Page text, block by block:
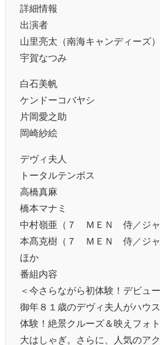
詳細情報
出演者
山里亮太（南海キャンディーズ）
宇賀なつみ
白石美帆
ケンドーコバヤシ
片岡愛之助
岡崎紗絵
デヴィ夫人
トータルテンボス
高橋真麻
橋本マナミ
中村嶺亜（７ ＭＥＮ 侍／ジャ
本髙克樹（７ ＭＥＮ 侍／ジ
ほか
番組内容
＜今さらながら初体験！デビュ
御年８１歳のデヴィ夫人がハウ
体験！絶景クルーズ＆映えフォ
大はしゃぎ。さらに、人気のア